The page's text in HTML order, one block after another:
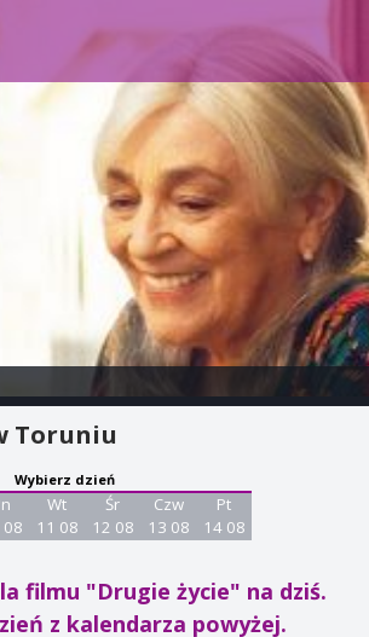
Toruniu
Wybierz dzień
08
Wt
11 08
Śr
12 08
Czw
13 08
Pt
14 08
filmu "Drugie życie" na dziś.
z kalendarza powyżej.